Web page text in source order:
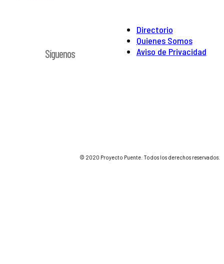
Directorio
Quienes Somos
Aviso de Privacidad
Síguenos
© 2020 Proyecto Puente. Todos los derechos reservados.